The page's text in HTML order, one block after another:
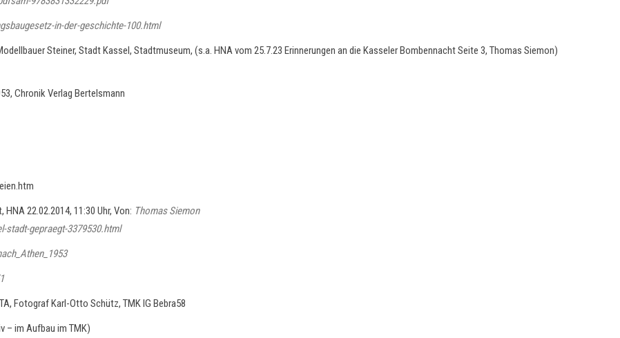
in-der-geschichte-100.html
Steiner, Stadt Kassel, Stadtmuseum, (s.a. HNA vom 25.7.23 Erinnerungen an die Kasseler Bombennacht Seite 3, Thomas Siemon)
Chronik Verlag Bertelsmann
HNA22.02.2014, 11:30 Uhr, Von: Thomas Siemon
gepraegt-3379530.html
Fotograf Karl-Otto Schütz, TMK IG Bebra58
– im Aufbau im TMK)